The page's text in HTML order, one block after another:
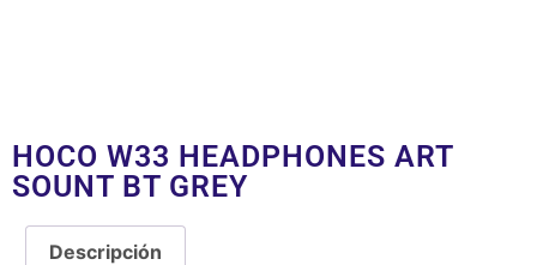
HOCO W33 HEADPHONES ART
SOUNT BT GREY
Descripción